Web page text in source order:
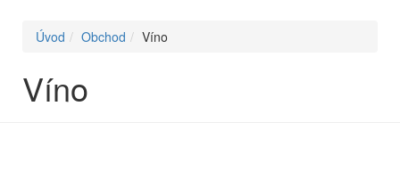
Úvod Obchod Víno
Víno